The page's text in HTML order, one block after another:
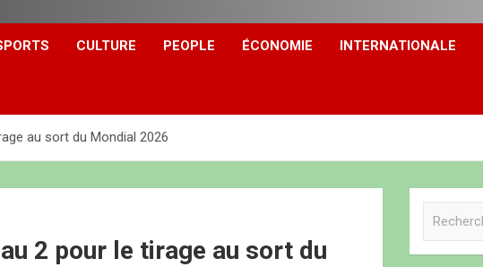
CULTURE PEOPLE ÉCONOMIE INTERNATIONALE
au sort du Mondial 2026
2 pour le tirage au sort du